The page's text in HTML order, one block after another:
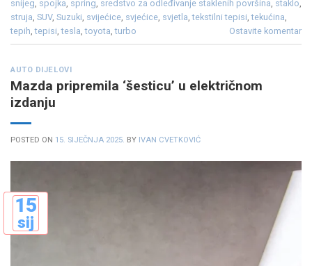
snijeg, spojka, spring, sredstvo za odleđivanje staklenih površina, staklo,
struja, SUV, Suzuki, svijećice, svjećice, svjetla,tekstilni tepisi,tekućina,
tepih,tepisi,tesla,toyota,turbo Ostavite komentar
AUTO DIJELOVI
Mazda pripremila ‘šesticu’ u električnom
izdanju
POSTED ON 15. SIJEČNJA 2025. BY IVAN CVETKOVIĆ
15
sij